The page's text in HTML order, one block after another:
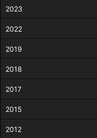
2023
2022
2019
2018
2017
2015
2012